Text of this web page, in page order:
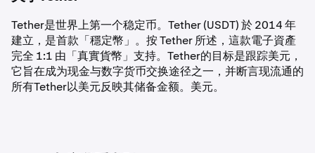
Tether是世界上第一个稳定币。Tether (USDT) 於 2014 年
建立，是首款「穩定幣」。按 Tether 所述，這款電子資產
完全 1:1 由「真實貨幣」支持。Tether的目标是跟踪美元，
它旨在成为现金与数字货币交换途径之一，并断言现流通的
所有Tether以美元反映其储备金额。美元。